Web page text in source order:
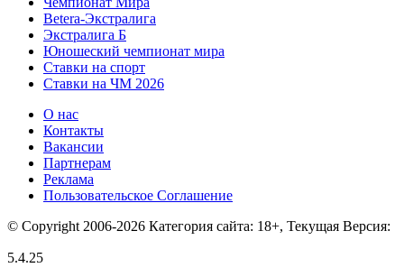
Betera-Экстралига
Экстралига Б
Юношеский чемпионат мира
Ставки на спорт
Ставки на ЧМ 2026
О нас
Контакты
Вакансии
Партнерам
Реклама
Пользовательское Соглашение
© Copyright 2006-2026 Категория сайта: 18+, Текущая Версия:
5.4.25